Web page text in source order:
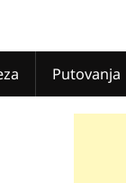
Putovanja